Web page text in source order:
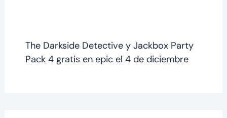
The Darkside Detective y Jackbox Party
Pack 4 gratis en epic el 4 de diciembre